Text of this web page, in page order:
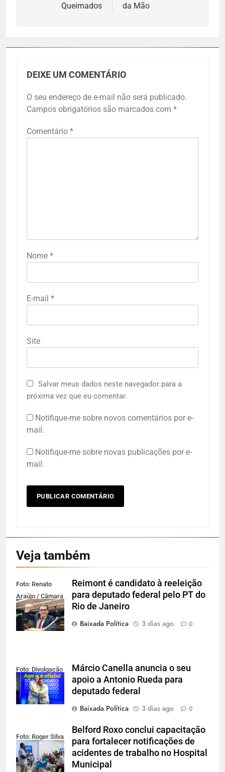
Queimados
da Mão
DEIXE UM COMENTÁRIO
O seu endereço de e-mail não será publicado.
Campos obrigatórios são marcados com *
Comentário *
Nome *
E-mail *
Site
Salvar meus dados neste navegador para a
próxima vez que eu comentar.
Notifique-me sobre novos comentários por e-
mail.
Notifique-me sobre novas publicações por e-
mail.
Veja também
Foto: Renato
Araújo / Câmara
dos Deputados
Reimont é candidato à reeleição
para deputado federal pelo PT do
Rio de Janeiro
Baixada Política
3 dias ago 0
Foto: Divulgação
Márcio Canella anuncia o seu
apoio a Antonio Rueda para
deputado federal
Baixada Política
3 dias ago 0
Foto: Roger Silva
Belford Roxo conclui capacitação
para fortalecer notificações de
acidentes de trabalho no Hospital
Municipal